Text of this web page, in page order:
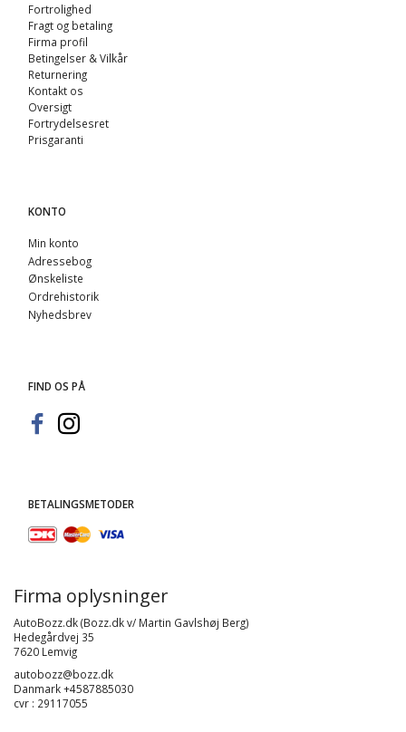
Fortrolighed
Fragt og betaling
Firma profil
Betingelser & Vilkår
Returnering
Kontakt os
Oversigt
Fortrydelsesret
Prisgaranti
KONTO
Min konto
Adressebog
Ønskeliste
Ordrehistorik
Nyhedsbrev
FIND OS PÅ
BETALINGSMETODER
Firma oplysninger
AutoBozz.dk (Bozz.dk v/ Martin Gavlshøj Berg)
Hedegårdvej 35
7620 Lemvig
autobozz@bozz.dk
Danmark +4587885030
cvr : 29117055